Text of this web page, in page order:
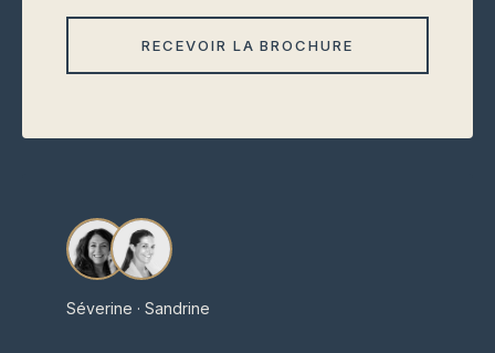
Séverine · Sandrine